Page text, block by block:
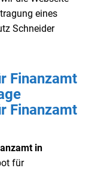
eines
Schneider
Finanzamt
Finanzamt
in
für